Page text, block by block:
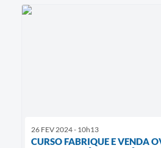
26 FEV 2024 - 10h13
CURSO FABRIQUE E VENDA